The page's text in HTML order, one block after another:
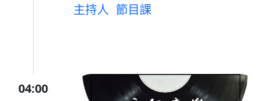
主持人 節目課
04:00